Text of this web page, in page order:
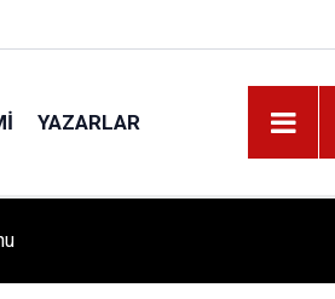
YAZARLAR
Gönüllerince Eğlendi!